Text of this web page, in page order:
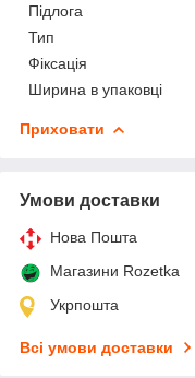
Підлога
Тип
Фіксація
Ширина в упаковці
Приховати
Умови доставки
Нова Пошта
Магазини Rozetka
Укрпошта
Всі умови доставки